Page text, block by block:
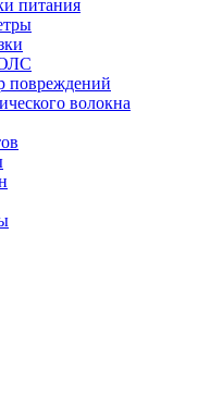
питания
повреждений
волокна